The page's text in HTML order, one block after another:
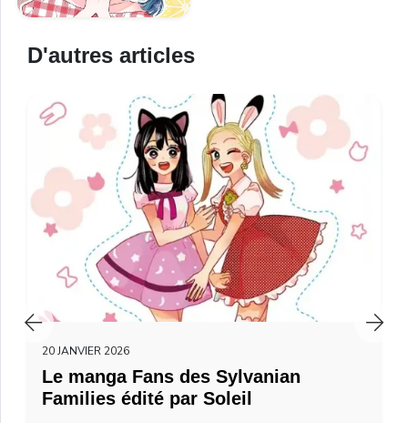
D'autres articles
20 JANVIER 2026
Le manga Fans des Sylvanian
Families édité par Soleil